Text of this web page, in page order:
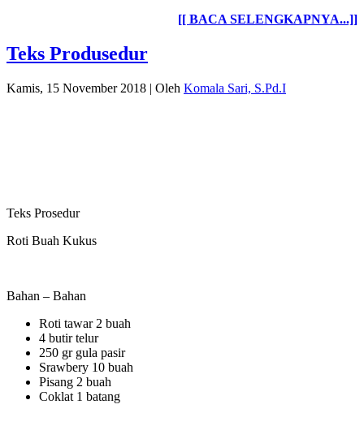
[[ BACA SELENGKAPNYA...]]
Teks Produsedur
Kamis, 15 November 2018 | Oleh Komala Sari, S.Pd.I
Teks Prosedur
Roti Buah Kukus
Bahan – Bahan
Roti tawar 2 buah
4 butir telur
250 gr gula pasir
Srawbery 10 buah
Pisang 2 buah
Coklat 1 batang